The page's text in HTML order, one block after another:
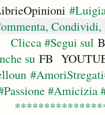
Clicca #Segui sul
su FB
#Amicizia